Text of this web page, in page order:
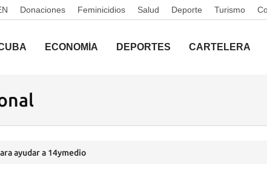
Donaciones Feminicidios Salud Deporte Turismo
ECONOMÍA DEPORTES CARTELERA
ayudar a 14ymedio